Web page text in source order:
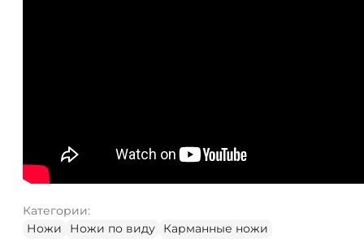
Категории:
Ножи
Ножи по виду
Карманные ножи